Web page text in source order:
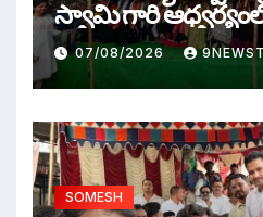
స్వామి గారి
WAR
07/08/2026
SOMESH